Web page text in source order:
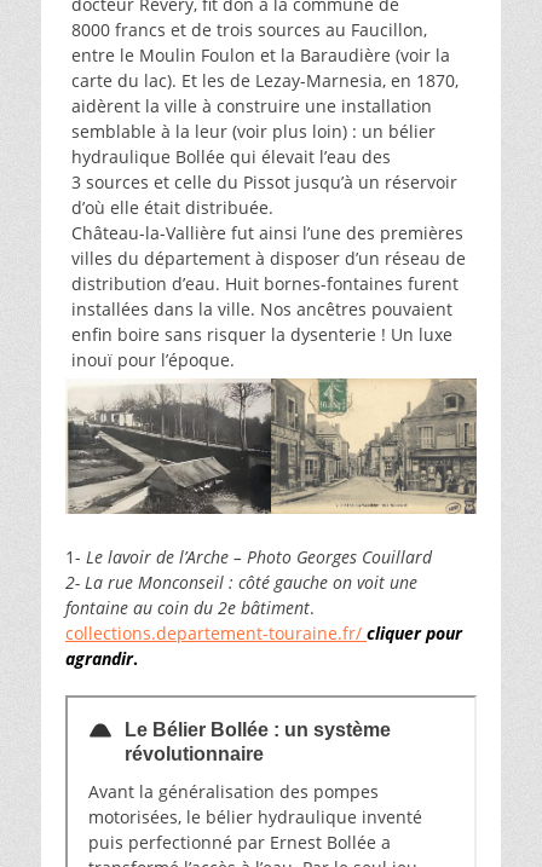
8000 francs et de trois sources au Faucillon,
entre le Moulin Foulon et la Baraudière (voir la
carte du lac). Et les de Lezay-Marnesia, en 1870,
aidèrent la ville à construire une installation
semblable à la leur (voir plus loin) : un bélier
hydraulique Bollée qui élevait l’eau des
3 sources et celle du Pissot jusqu’à un réservoir
d’où elle était distribuée.
Château-la-Vallière fut ainsi l’une des premières
villes du département à disposer d’un réseau de
distribution d’eau. Huit bornes-fontaines furent
installées dans la ville. Nos ancêtres pouvaient
enfin boire sans risquer la dysenterie ! Un luxe
inouï pour l’époque.
1- Le lavoir de l’Arche – Photo Georges Couillard
2- La rue Monconseil : côté gauche on voit une
fontaine au coin du 2e bâtiment.
collections.departement-touraine.fr/ cliquer pour
agrandir.
Le Bélier Bollée : un système
révolutionnaire
Avant la généralisation des pompes
motorisées, le bélier hydraulique inventé
puis perfectionné par Ernest Bollée a